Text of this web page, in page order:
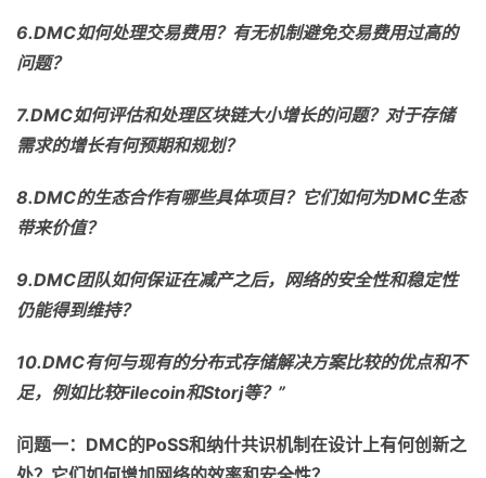
6.DMC如何处理交易费用？有无机制避免交易费用过高的
问题？
7.DMC如何评估和处理区块链大小增长的问题？对于存储
需求的增长有何预期和规划？
8.DMC的生态合作有哪些具体项目？它们如何为DMC生态
带来价值？
9.DMC团队如何保证在减产之后，网络的安全性和稳定性
仍能得到维持？
10.DMC有何与现有的分布式存储解决方案比较的优点和不
足，例如比较Filecoin和Storj等？ ”
问题一： DMC的PoSS和纳什共识机制在设计上有何创新之